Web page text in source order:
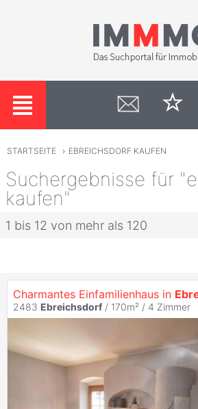
STARTSEITE › EBREICHSDORF KAUFEN
Suchergebnisse für
kaufen"
1 bis 12 von mehr als 120
Charmantes Einfamilienhaus in
2483 Ebreichsdorf / 170m² / 4 Zimmer